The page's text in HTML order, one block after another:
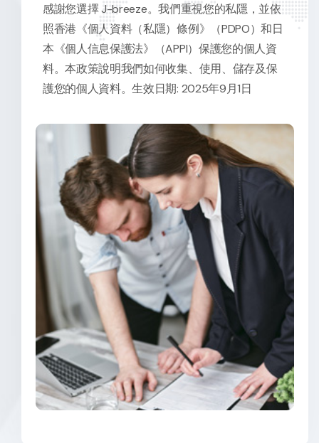
感謝您選擇 J-breeze。我們重視您的私隱，並依
照香港《個人資料（私隱）條例》（PDPO）和日
本《個人信息保護法》（APPI）保護您的個人資
料。本政策說明我們如何收集、使用、儲存及保
護您的個人資料。生效日期: 2025年9月1日